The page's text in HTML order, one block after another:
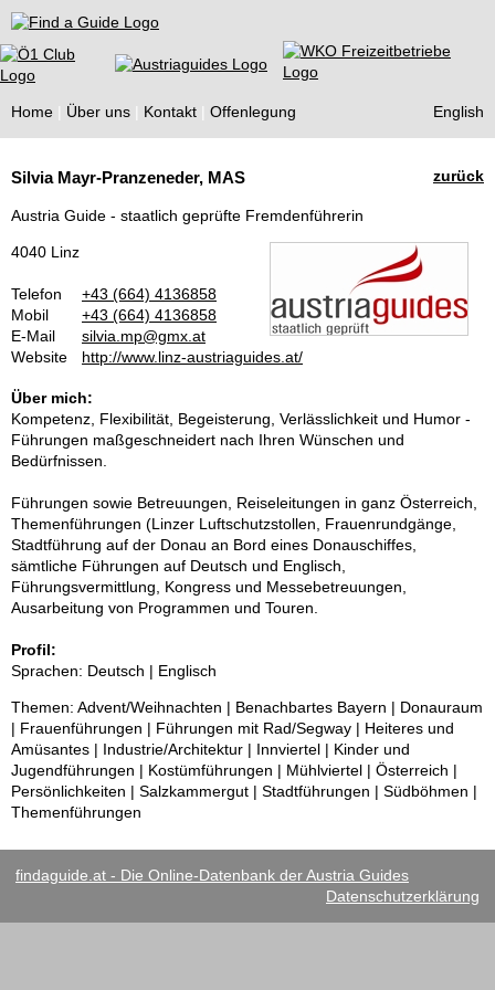
Find a Guide
Home Über uns Kontakt Offenlegung English
Guides
zurück
Silvia Mayr-Pranzeneder, MAS
Austria Guide - staatlich geprüfte Fremdenführerin
4040 Linz
Telefon
+43 (664) 4136858
Mobil
+43 (664) 4136858
E-Mail
silvia.mp@gmx.at
Website
http://www.linz-austriaguides.at/
Über mich:
Kompetenz, Flexibilität, Begeisterung, Verlässlichkeit und Humor -
Führungen maßgeschneidert nach Ihren Wünschen und
Bedürfnissen.
Führungen sowie Betreuungen, Reiseleitungen in ganz Österreich,
Themenführungen (Linzer Luftschutzstollen, Frauenrundgänge,
Stadtführung auf der Donau an Bord eines Donauschiffes,
sämtliche Führungen auf Deutsch und Englisch,
Führungsvermittlung, Kongress und Messebetreuungen,
Ausarbeitung von Programmen und Touren.
Profil:
Sprachen: Deutsch | Englisch
Themen: Advent/Weihnachten | Benachbartes Bayern | Donauraum
| Frauenführungen | Führungen mit Rad/Segway | Heiteres und
Amüsantes | Industrie/Architektur | Innviertel | Kinder und
Jugendführungen | Kostümführungen | Mühlviertel | Österreich |
Persönlichkeiten | Salzkammergut | Stadtführungen | Südböhmen |
Themenführungen
findaguide.at - Die Online-Datenbank der Austria Guides
Datenschutzerklärung